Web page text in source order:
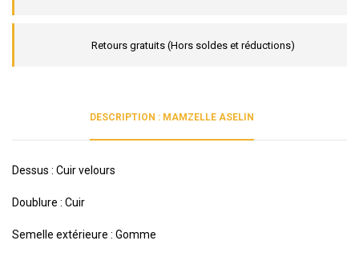
Retours gratuits (Hors soldes et réductions)
DESCRIPTION : MAMZELLE ASELIN
Dessus : Cuir velours
Doublure : Cuir
Semelle extérieure : Gomme